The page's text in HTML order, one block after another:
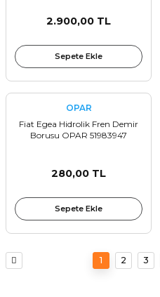
2.900,00 TL
Sepete Ekle
OPAR
Fiat Egea Hidrolik Fren Demir
Borusu OPAR 51983947
280,00 TL
Sepete Ekle
1 2 3